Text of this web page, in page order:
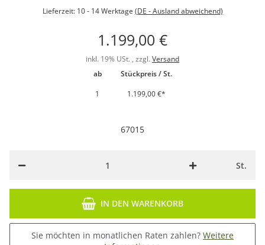
Lieferzeit: 10 - 14 Werktage (DE - Ausland abweichend)
1.199,00 €
inkl. 19% USt. , zzgl. Versand
ab
Stückpreis / St.
1
1.199,00 €*
67015
St.
IN DEN WARENKORB
Sie möchten in monatlichen Raten zahlen? Weitere